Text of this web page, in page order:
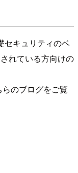
セキュリティのベ
れている方向けの
のブログをご覧